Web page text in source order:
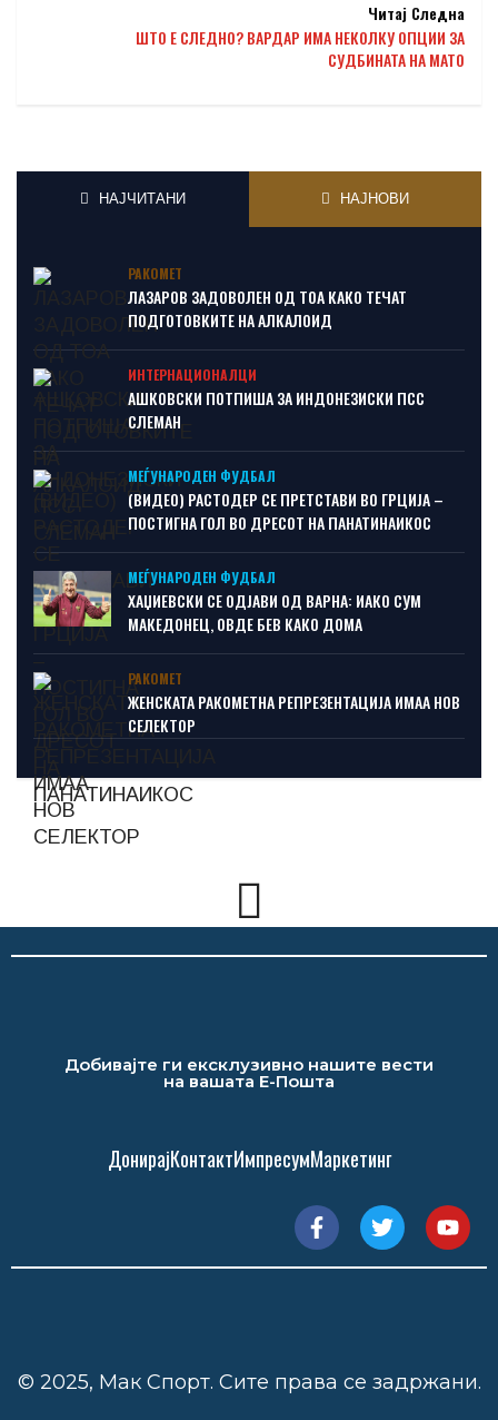
Читај Следна
ШТО Е СЛЕДНО? ВАРДАР ИМА НЕКОЛКУ ОПЦИИ ЗА
СУДБИНАТА НА МАТО
НАЈЧИТАНИ НАЈНОВИ
РАКОМЕТ
ЛАЗАРОВ ЗАДОВОЛЕН ОД ТОА КАКО ТЕЧАТ
ПОДГОТОВКИТЕ НА АЛКАЛОИД
ИНТЕРНАЦИОНАЛЦИ
АШКОВСКИ ПОТПИША ЗА ИНДОНЕЗИСКИ ПСС
СЛЕМАН
МЕЃУНАРОДЕН ФУДБАЛ
(ВИДЕО) РАСТОДЕР СЕ ПРЕТСТАВИ ВО ГРЦИЈА –
ПОСТИГНА ГОЛ ВО ДРЕСОТ НА ПАНАТИНАИКОС
МЕЃУНАРОДЕН ФУДБАЛ
ХАЏИЕВСКИ СЕ ОДЈАВИ ОД ВАРНА: ИАКО СУМ
МАКЕДОНЕЦ, ОВДЕ БЕВ КАКО ДОМА
РАКОМЕТ
ЖЕНСКАТА РАКОМЕТНА РЕПРЕЗЕНТАЦИЈА ИМАА НОВ
СЕЛЕКТОР
Добивајте ги ексклузивно нашите вести
на вашата Е-Пошта
ДонирајКонтактИмпресумМаркетинг
© 2025, Мак Спорт. Сите права се задржани.